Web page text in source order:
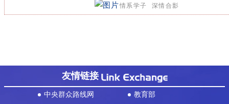
情系学子 深情合影
友情链接
中央群众路线网
教育部